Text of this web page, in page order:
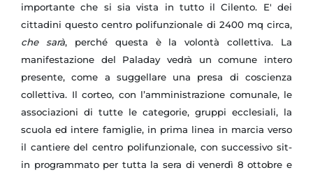
importante che si sia vista in tutto il Cilento. E' dei
cittadini questo centro polifunzionale di 2400 mq circa,
che sarà, perché questa è la volontà collettiva. La
manifestazione del Paladay vedrà un comune intero
presente, come a suggellare una presa di coscienza
collettiva. Il corteo, con l’amministrazione comunale, le
associazioni di tutte le categorie, gruppi ecclesiali, la
scuola ed intere famiglie, in prima linea in marcia verso
il cantiere del centro polifunzionale, con successivo sit-
in programmato per tutta la sera di venerdì 8 ottobre e